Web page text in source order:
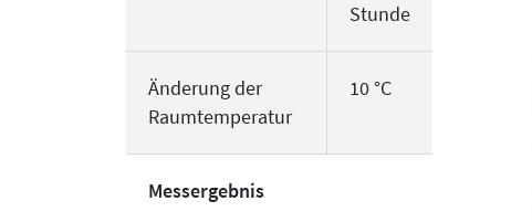
Stunde
Änderung der
Raumtemperatur
10 °C
Messergebnis